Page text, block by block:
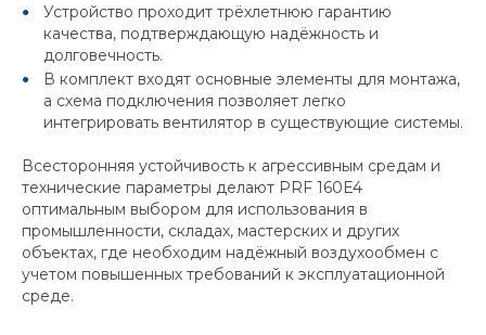
Устройство проходит трёхлетнюю гарантию
качества, подтверждающую надёжность и
долговечность.
В комплект входят основные элементы для монтажа,
а схема подключения позволяет легко
интегрировать вентилятор в существующие системы.
Всесторонняя устойчивость к агрессивным средам и
технические параметры делают PRF 160E4
оптимальным выбором для использования в
промышленности, складах, мастерских и других
объектах, где необходим надёжный воздухообмен с
учетом повышенных требований к эксплуатационной
среде.